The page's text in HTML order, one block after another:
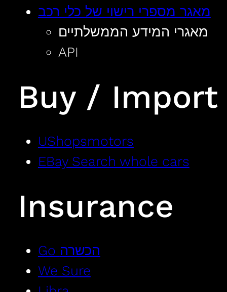
מאגר מספרי רישוי של כלי רכב
מאגרי המידע הממשלתיים
API
Buy / Import
UShopsmotors
EBay Search whole cars
Insurance
Go הכשרה
We Sure